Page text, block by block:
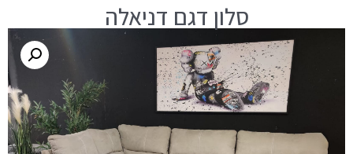
סלון דגם דניאלה